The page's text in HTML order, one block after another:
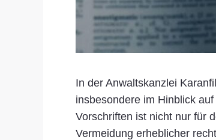
In der Anwaltskanzlei
insbesondere im Hinblick
Vorschriften ist nicht nur für
Vermeidung erheblicher